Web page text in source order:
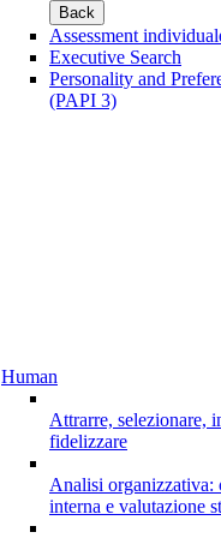
Back
Assessment
Executive Search
Personality and
(PAPI 3)
Human
Attrarre, selezionare,
fidelizzare
Analisi organizzativa:
interna e valutazione